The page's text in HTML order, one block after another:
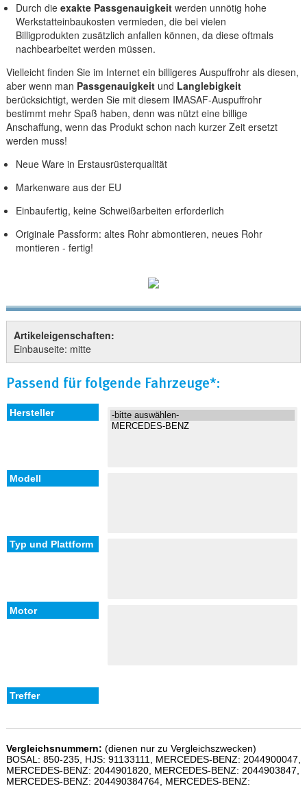
Durch dieexakte Passgenauigkeitwerden unnötig hohe
Werkstatteinbaukosten vermieden, die bei vielen
Billigprodukten zusätzlich anfallen können, da diese oftmals
nachbearbeitet werden müssen.
Vielleicht finden Sie im Internet ein billigeres Auspuffrohr als diesen,
aber wenn man Passgenauigkeit und Langlebigkeit
berücksichtigt, werden Sie mit diesem IMASAF-Auspuffrohr
bestimmt mehr Spaß haben, denn was nützt eine billige
Anschaffung, wenn das Produkt schon nach kurzer Zeit ersetzt
werden muss!
Neue Ware in Erstausrüsterqualität
Markenware aus der EU
Einbaufertig, keine Schweißarbeiten erforderlich
Originale Passform: altes Rohr abmontieren, neues Rohr
montieren - fertig!
Artikeleigenschaften:
Einbauseite: mitte
Passend für folgende Fahrzeuge*:
Vergleichsnummern: (dienen nur zu Vergleichszwecken)
BOSAL: 850-235, HJS: 91133111, MERCEDES-BENZ: 2044900047,
MERCEDES-BENZ: 2044901820, MERCEDES-BENZ: 2044903847,
MERCEDES-BENZ: 204490384764, MERCEDES-BENZ: